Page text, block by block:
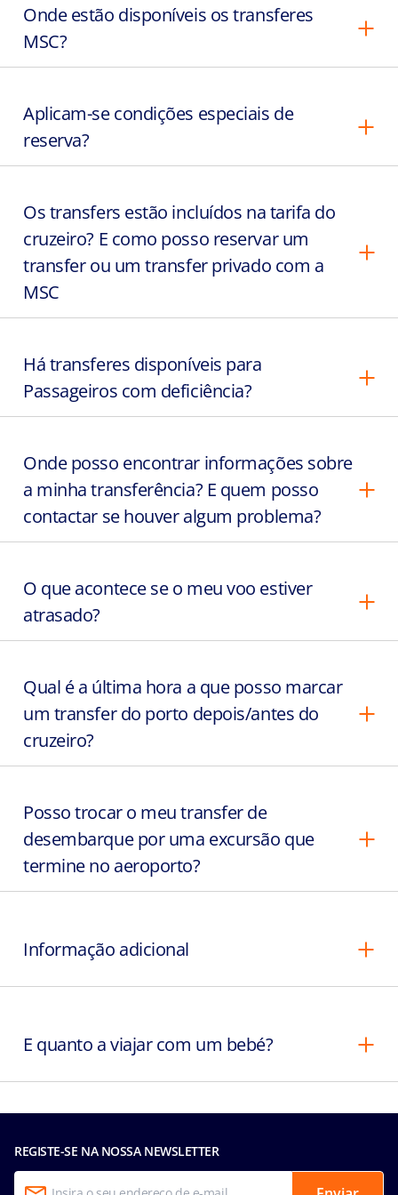
Onde estão disponíveis os transferes
MSC?
Aplicam-se condições especiais de
reserva?
Os transfers estão incluídos na tarifa do
cruzeiro? E como posso reservar um
transfer ou um transfer privado com a
MSC
Há transferes disponíveis para
Passageiros com deficiência?
Onde posso encontrar informações sobre
a minha transferência? E quem posso
contactar se houver algum problema?
O que acontece se o meu voo estiver
atrasado?
Qual é a última hora a que posso marcar
um transfer do porto depois/antes do
cruzeiro?
Posso trocar o meu transfer de
desembarque por uma excursão que
termine no aeroporto?
Informação adicional
E quanto a viajar com um bebé?
REGISTE-SE NA NOSSA NEWSLETTER